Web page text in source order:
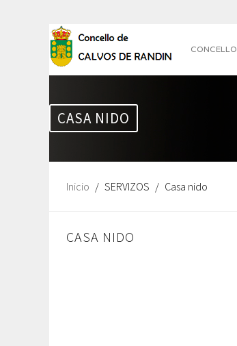
CONCELLO
CASA NIDO
Inicio SERVIZOS Casa nido
CASA NIDO